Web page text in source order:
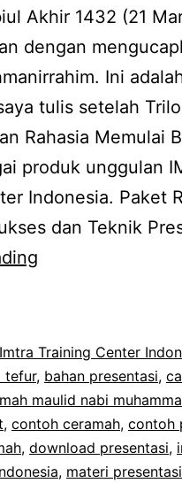
Akhir 1432 (21
dengan
Ini
tulis setelah
Rahasia Memulai
produk unggulan
Indonesia. Paket
dan Teknik
Presentasi
Sukses
dan
Teknik
Presentasi
Imtra Training Center
tefur, bahan presentasi,
maulid nabi
, contoh ceramah, contoh
, download presentasi,
, materi presentasi